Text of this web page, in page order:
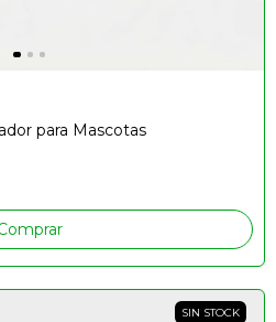
para Mascotas
SIN STOCK